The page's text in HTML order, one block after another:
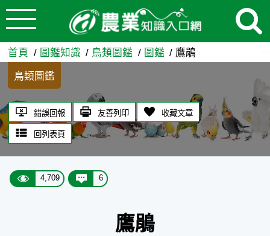
跳到主要內容
鷹鵑 - 農業知識入口網
首頁 圖鑑知識 鳥類圖鑑 圖鑑 鷹鵑
鳥類圖鑑
錯誤回報 友善列印 收藏文章
回列表頁
4,709 6
鷹鵑